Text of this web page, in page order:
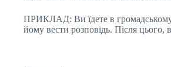
ПРИКЛАД: Ви їдете в громадському
йому вести розповідь. Після